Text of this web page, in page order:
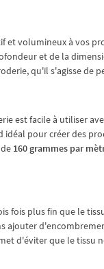
et volumineux à vos
et de la
qu'il s'agisse de
est facile à utiliser
idéal pour créer des
160 grammes par
fois plus fin que le
ajouter
d'éviter que le tissu